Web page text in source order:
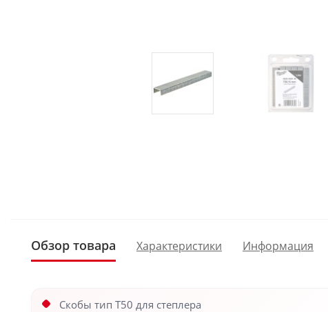
Обзор товара Характеристики Информация
Скобы тип T50 для степлера